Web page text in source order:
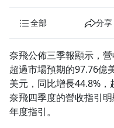
全部 分享
奈飛公佈三季報顯示，
超過市場預期的97.76億
美元，同比增長44.8%，
奈飛四季度的營收指引
年度指引。
播
追蹤列表